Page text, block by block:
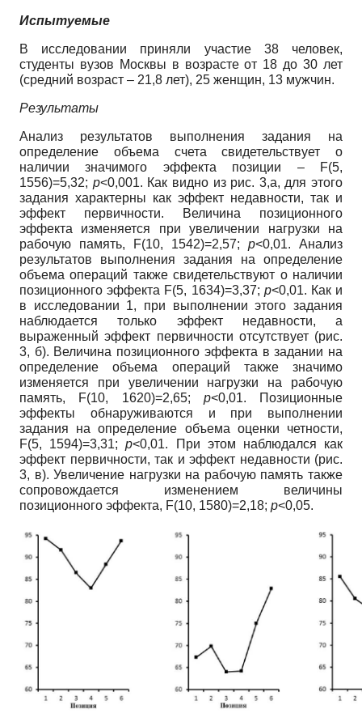
Испытуемые
В исследовании приняли участие 38 человек,
студенты вузов Москвы в возрасте от 18 до 30 лет
(средний возраст – 21,8 лет), 25 женщин, 13 мужчин.
Результаты
Анализ результатов выполнения задания на
определение объема счета свидетельствует о
наличии значимого эффекта позиции – F(5,
1556)=5,32; p<0,001. Как видно из рис. 3,а, для этого
задания характерны как эффект недавности, так и
эффект первичности. Величина позиционного
эффекта изменяется при увеличении нагрузки на
рабочую память, F(10, 1542)=2,57; p<0,01. Анализ
результатов выполнения задания на определение
объема операций также свидетельствуют о наличии
позиционного эффекта F(5, 1634)=3,37; p<0,01. Как и
в исследовании 1, при выполнении этого задания
наблюдается только эффект недавности, а
выраженный эффект первичности отсутствует (рис.
3, б). Величина позиционного эффекта в задании на
определение объема операций также значимо
изменяется при увеличении нагрузки на рабочую
память, F(10, 1620)=2,65; p<0,01. Позиционные
эффекты обнаруживаются и при выполнении
задания на определение объема оценки четности,
F(5, 1594)=3,31;p<0,01. При этом наблюдался как
эффект первичности, так и эффект недавности (рис.
3, в). Увеличение нагрузки на рабочую память также
сопровождается изменением величины
позиционного эффекта, F(10, 1580)=2,18; p<0,05.